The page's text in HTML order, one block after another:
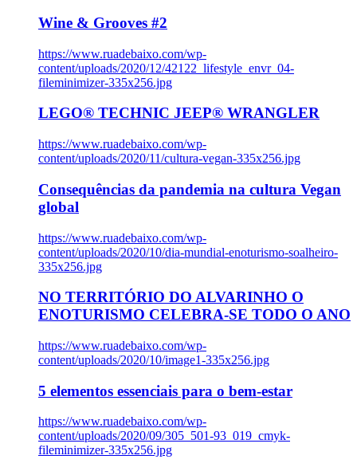
Wine & Grooves #2
https://www.ruadebaixo.com/wp-
content/uploads/2020/12/42122_lifestyle_envr_04-
fileminimizer-335x256.jpg
LEGO® TECHNIC JEEP® WRANGLER
https://www.ruadebaixo.com/wp-
content/uploads/2020/11/cultura-vegan-335x256.jpg
Consequências da pandemia na cultura Vegan
global
https://www.ruadebaixo.com/wp-
content/uploads/2020/10/dia-mundial-enoturismo-soalheiro-
335x256.jpg
NO TERRITÓRIO DO ALVARINHO O
ENOTURISMO CELEBRA-SE TODO O ANO
https://www.ruadebaixo.com/wp-
content/uploads/2020/10/image1-335x256.jpg
5 elementos essenciais para o bem-estar
https://www.ruadebaixo.com/wp-
content/uploads/2020/09/305_501-93_019_cmyk-
fileminimizer-335x256.jpg